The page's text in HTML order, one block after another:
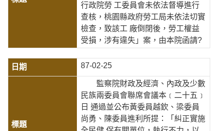
行政院勞 工委員會未依法督導進行
查核，桃園縣政府勞工局未依法切實
檢查，致該工 廠倒閉後，勞工權益
受損，涉有違失」案，由本院函請?
87-02-25
監察院財政及經濟、內政及少數
民族兩委員會聯席會議本﹝二十五﹞
日 通過並公布黃委員越欽、梁委員
尚勇、陳委員進利所提：「糾正實施